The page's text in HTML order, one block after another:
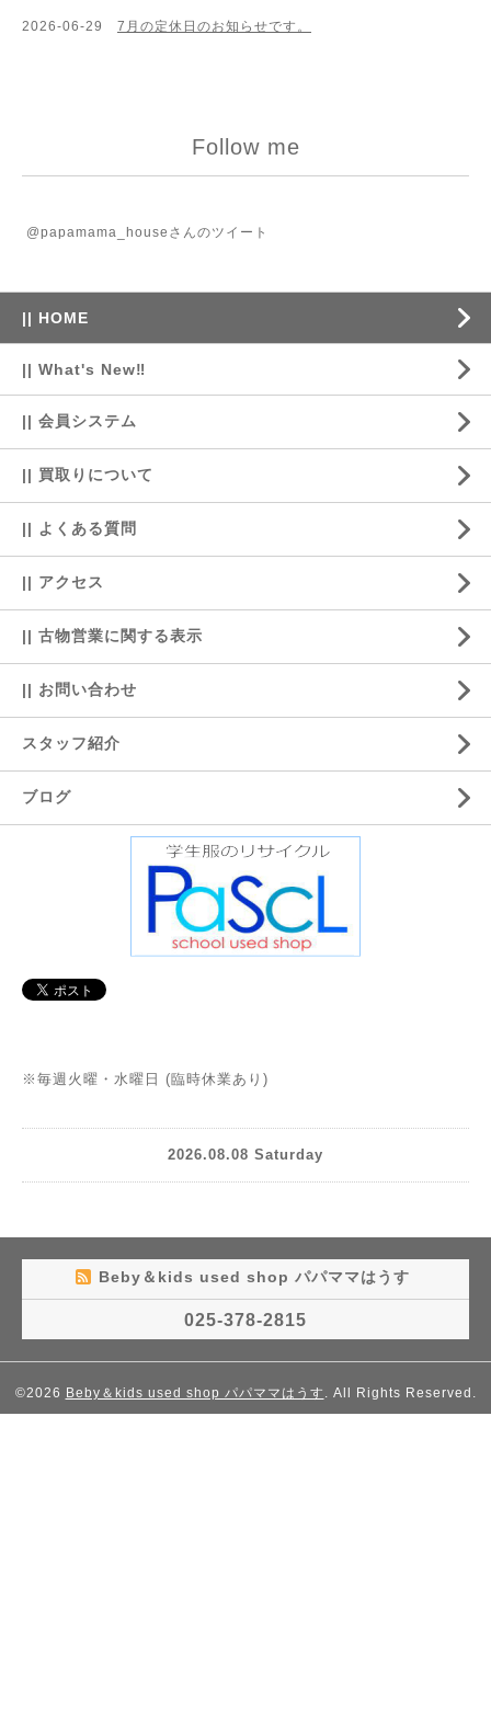
2026-06-29 7月の定休日のお知らせです。
Follow me
@papamama_houseさんのツイート
|| HOME
|| What's New‼
|| 会員システム
|| 買取りについて
|| よくある質問
|| アクセス
|| 古物営業に関する表示
|| お問い合わせ
スタッフ紹介
ブログ
※毎週火曜・水曜日 (臨時休業あり)
2026.08.08 Saturday
Beby＆kids used shop パパママはうす
025-378-2815
©2026 Beby＆kids used shop パパママはうす . All Rights Reserved.